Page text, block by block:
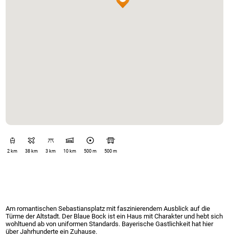
2 km 38 km 3 km 10 km 500 m 500 m
Am romantischen Sebastiansplatz mit faszinierendem Ausblick auf die
Türme der Altstadt. Der Blaue Bock ist ein Haus mit Charakter und hebt sich
wohltuend ab von uniformen Standards. Bayerische Gastlichkeit hat hier
über Jahrhunderte ein Zuhause.